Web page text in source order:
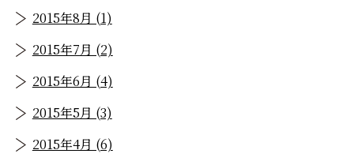
2015年8月 (1)
2015年7月 (2)
2015年6月 (4)
2015年5月 (3)
2015年4月 (6)